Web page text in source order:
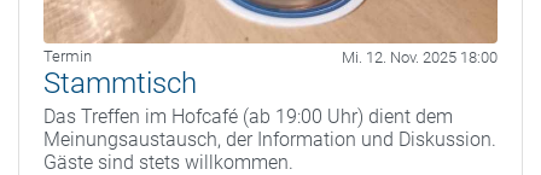
Termin Mi. 12. Nov. 2025 18:00
Stammtisch
Das Treffen im Hofcafé (ab 19:00 Uhr) dient dem
Meinungsaustausch, der Information und Diskussion.
Gäste sind stets willkommen.